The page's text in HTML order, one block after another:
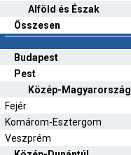
Alföld és Észak
Összesen
Budapest
Pest
Közép-Magyarország
Fejér
Komárom-Esztergom
Veszprém